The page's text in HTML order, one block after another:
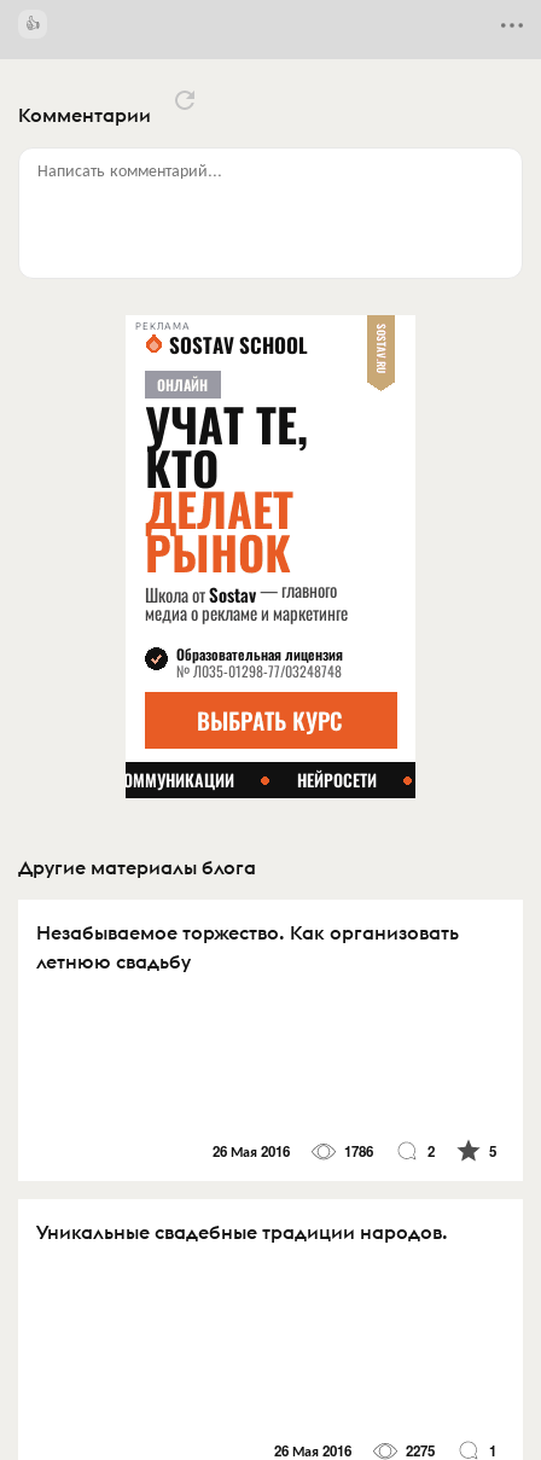
Комментарии
Написать комментарий...
РЕКЛАМА
Другие материалы блога
Незабываемое торжество. Как организовать
летнюю свадьбу
26 Мая 2016 1786 2 5
Уникальные свадебные традиции народов.
26 Мая 2016 2275 1